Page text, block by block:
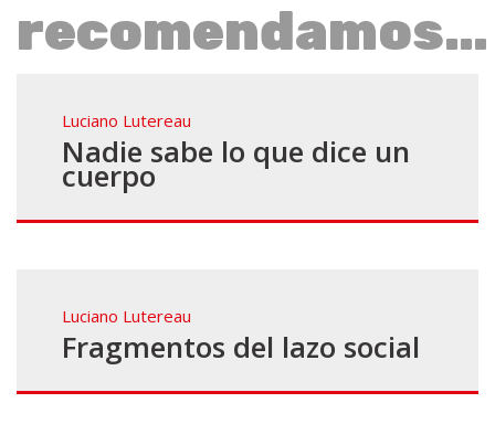
recomendamos…
Luciano Lutereau
Nadie sabe lo que dice un
cuerpo
Luciano Lutereau
Fragmentos del lazo social